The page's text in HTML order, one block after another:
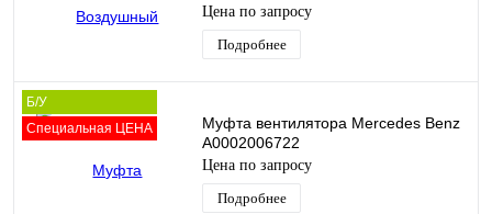
Цена по запросу
Подробнее
Б/У
Специальная ЦЕНА
Муфта вентилятора Mercedes Benz
A0002006722
Цена по запросу
Подробнее